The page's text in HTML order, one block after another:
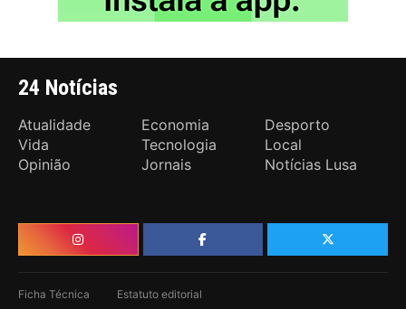
24 Notícias
Atualidade Economia
Desporto
Vida
Tecnologia
Local
Opinião
Jornais Notícias Lusa
Ficha Técnica Estatuto editorial